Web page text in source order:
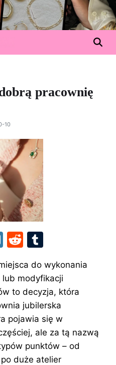
pracownię
10
W
k
o
p
R
d
di
t
m
bl
r
do wykonania
modyfikacji
to decyzja, która
jubilerska
pojawia się w
ale za tą nazwą
punktów – od
duże atelier